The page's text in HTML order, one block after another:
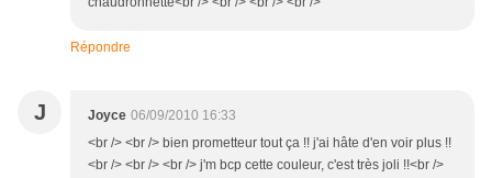
Répondre
J Joyce 06/09/2010 16:33
<br /> <br /> bien prometteur tout ça !! j'ai hâte d'en voir plus !!
<br /> <br /> <br /> j'm bcp cette couleur, c'est très joli !!<br />